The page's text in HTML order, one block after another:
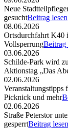
Neue
gesuchtBeitrag lesen
08.06.2026
Ortsdurchfahrt K40
VollsperrungBeitrag
03.06.2026
Schilde-Park wird
Aktionstag „Das
02.06.2026
Veranstaltungstipps
Picknick und mehr
02.06.2026
Straße Peterstor
gesperrtBeitrag lesen